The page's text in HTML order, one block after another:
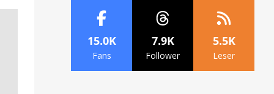
15.0K
Fans
7.9K
Follower
5.5K
Leser